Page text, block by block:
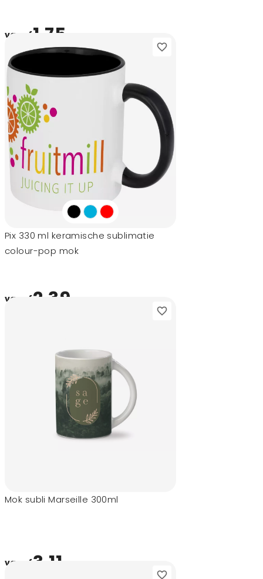
vanaf1,75
Pix 330 ml keramische sublimatie
colour-pop mok
vanaf2,39
Mok subli Marseille 300ml
vanaf3,11